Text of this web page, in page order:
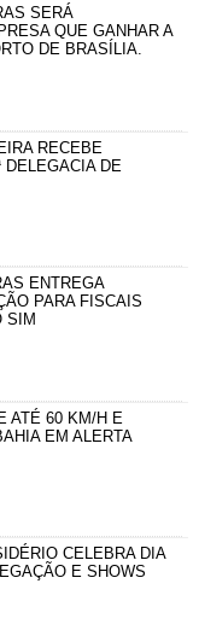
SERÁ
QUE GANHAR A
DE BRASÍLIA.
RECEBE
DELEGACIA DE
ENTREGA
PARA FISCAIS
SIM
ATÉ 60 KM/H E
EM ALERTA
CELEBRA DIA
E SHOWS